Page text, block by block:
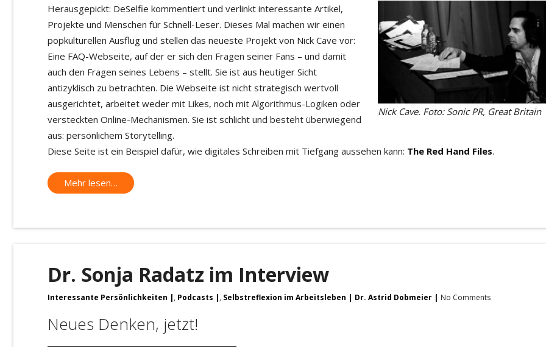
Nick Cave. Foto: Sonic PR, Great Britain
Herausgepickt: DeSelfie kommentiert und verlinkt interessante Artikel,
Projekte und Menschen für Schnell-Leser. Dieses Mal machen wir einen
popkulturellen Ausflug und stellen das neueste Projekt von Nick Cave vor:
Eine FAQ-Webseite, auf der er sich den Fragen seiner Fans – und damit
auch den Fragen seines Lebens – stellt. Sie ist aus heutiger Sicht
antizyklisch zu betrachten. Die Webseite ist nicht strategisch wertvoll
ausgerichtet, arbeitet weder mit Likes, noch mit Algorithmus-Logiken oder
versteckten Online-Mechanismen. Sie ist schlicht und besteht überwiegend
aus: persönlichem Storytelling.
Diese Seite ist ein Beispiel dafür, wie digitales Schreiben mit Tiefgang aussehen kann: The Red Hand Files.
Mehr lesen…
Dr. Sonja Radatz im Interview
Interessante Persönlichkeiten , Podcasts , Selbstreflexion im Arbeitsleben Dr. Astrid Dobmeier No Comments
Neues Denken, jetzt!